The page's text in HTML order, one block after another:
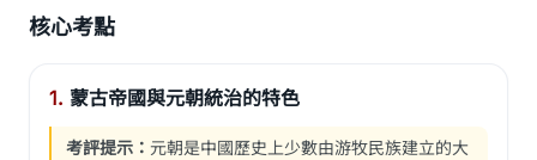
核心考點
1. 蒙古帝國與元朝統治的特色
考評提示： 元朝是中國歷史上少數由游牧民族建立的大